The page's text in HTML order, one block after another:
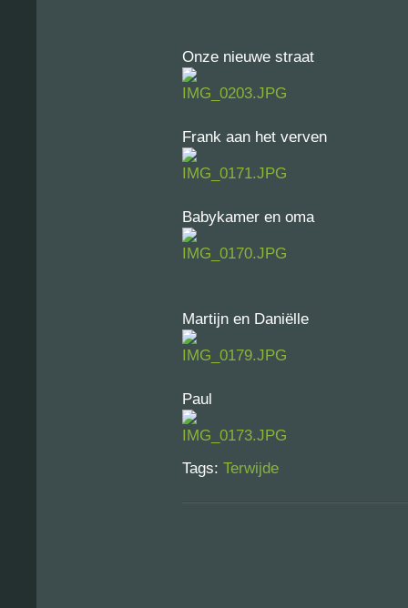
Onze nieuwe straat
Frank aan het verven
Babykamer en oma
Martijn en Daniëlle
Paul
Tags: Terwijde